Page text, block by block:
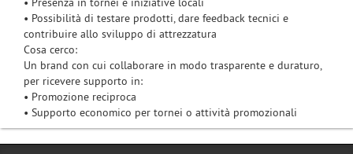
• Possibilità di testare prodotti, dare feedback tecnici e
contribuire allo sviluppo di attrezzatura
Cosa cerco:
Un brand con cui collaborare in modo trasparente e duraturo,
per ricevere supporto in:
• Promozione reciproca
• Supporto economico per tornei o attività promozionali